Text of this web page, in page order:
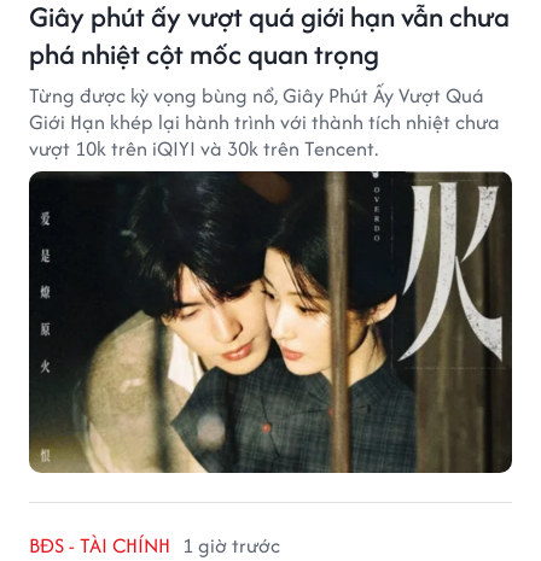
Giây phút ấy vượt quá giới hạn vẫn chưa
phá nhiệt cột mốc quan trọng
Từng được kỳ vọng bùng nổ, Giây Phút Ấy Vượt Quá
Giới Hạn khép lại hành trình với thành tích nhiệt chưa
vượt 10k trên iQIYI và 30k trên Tencent.
BĐS - TÀI CHÍNH 1 giờ trước